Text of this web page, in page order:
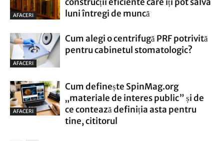
AFACERI
luni întregi de muncă
AFACERI
Cum alegi o centrifugă PRF potrivită
pentru cabinetul stomatologic?
AFACERI
Cum definește SpinMag.org
„materiale de interes public” și de
ce contează definiția asta pentru
tine, cititorul